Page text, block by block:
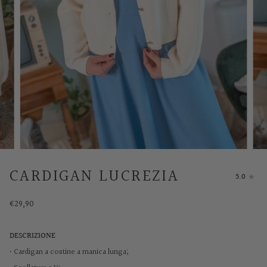
CARDIGAN LUCREZIA 5.0
€29,90
DESCRIZIONE
• Cardigan a costine a manica lunga;